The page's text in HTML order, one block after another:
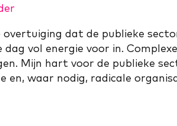
overtuiging dat de publieke
dag vol energie voor in.
Mijn hart voor de publieke
en, waar nodig, radicale